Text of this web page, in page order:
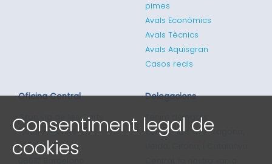
pimes
Avals Econòmics
Avals Tècnics
Avals Aquisgran
Casos reals
Oficina Central
Gran via de les Corts
Catalanes 635
4ª planta
Delegacions
Tenim delegats
comercials a Tarragona,
Consentiment legal de
cookies